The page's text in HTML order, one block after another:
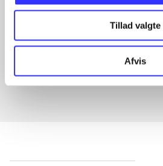
Tillad valgte
Afvis
Artikler med samme